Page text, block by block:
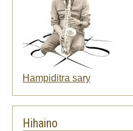
Hampiditra sary
Hihaino